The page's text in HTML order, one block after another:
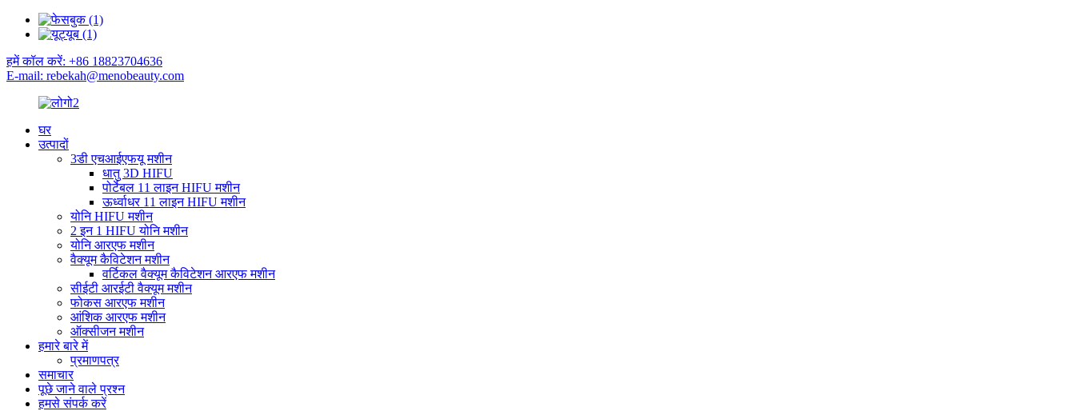
हमें कॉल करें: +86 18823704636
E-mail: rebekah@menobeauty.com
घर
उत्पादों
3डी एचआईएफयू मशीन
धातु 3D HIFU
पोर्टेबल 11 लाइन HIFU मशीन
ऊर्ध्वाधर 11 लाइन HIFU मशीन
योनि HIFU मशीन
2 इन 1 HIFU योनि मशीन
योनि आरएफ मशीन
वैक्यूम कैविटेशन मशीन
वर्टिकल वैक्यूम कैविटेशन आरएफ मशीन
सीईटी आरईटी वैक्यूम मशीन
फोकस आरएफ मशीन
आंशिक आरएफ मशीन
ऑक्सीजन मशीन
हमारे बारे में
प्रमाणपत्र
समाचार
पूछे जाने वाले प्रश्न
हमसे संपर्क करें